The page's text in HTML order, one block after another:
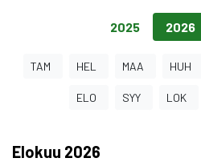
2025 2026
TAM HEL MAA HUH
ELO SYY LOK
Elokuu 2026